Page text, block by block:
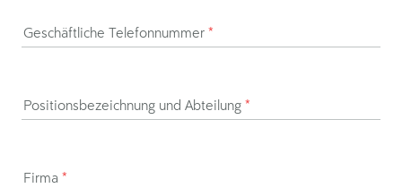
Geschäftliche Telefonnummer *
Positionsbezeichnung und Abteilung *
Firma *